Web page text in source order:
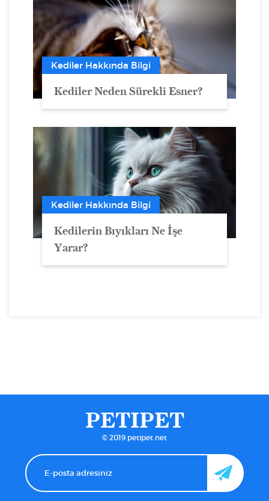
Kediler Hakkında Bilgi
Kediler Neden Sürekli Esner?
Kediler Hakkında Bilgi
Kedilerin Bıyıkları Ne İşe
Yarar?
PETIPET
© 2019 petipet.net